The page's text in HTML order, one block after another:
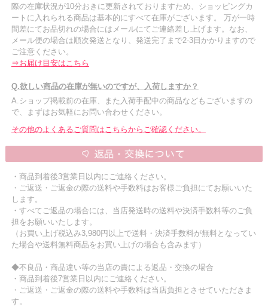
際の在庫状況が10分おきに更新されておりますため、ショッピングカ
ートに入れられる商品は基本的にすべて在庫がございます。 万が一時
間差にてお品切れの場合にはメールにてご連絡差し上げます。なお、
メール便の場合は順次発送となり、発送完了まで2-3日かかりますので
ご注意ください。
⇒お届け目安はこちら
Q.欲しい商品の在庫が無いのですが、入荷しますか？
A.ショップ掲載前の在庫、また入荷手配中の商品などもございますの
で、まずはお気軽にお問い合わせください。
その他のよくあるご質問はこちらからご確認ください。
・商品到着後3営業日以内にご連絡ください。
・ご返送・ご返金の際の送料や手数料はお客様ご負担にてお願いいた
します。
・すべてご返品の場合には、当店発送時の送料や決済手数料等のご負
担をお願いいたします。
（お買い上げ税込み3,980円以上で送料・決済手数料が無料となってい
た場合や送料無料商品をお買い上げの場合も含みます）
◆不良品・商品違い等の当店の責による返品・交換の場合
・商品到着後7営業日以内にご連絡ください。
・ご返送・ご返金の際の送料や手数料は当店負担とさせていただきま
す。